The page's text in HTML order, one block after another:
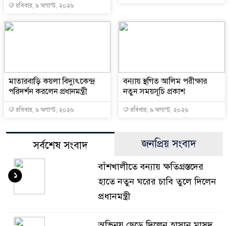
রবিবার, ৯ অগাস্ট, ২০২৬
মাতারবাড়ি কয়লা বিদ্যুৎকেন্দ্র
পরিদর্শন করলেন প্রধানমন্ত্রী
রবিবার, ৯ অগাস্ট, ২০২৬
বন্যায় স্থগিত আলিম পরীক্ষার
নতুন সময়সূচি প্রকাশ
রবিবার, ৯ অগাস্ট, ২০২৬
সর্বশেষ সংবাদ জনপ্রিয় সংবাদ
বাঁশখালীতে বন্যায় ক্ষতিগ্রস্তদের
হাতে নতুন ঘরের চাবি তুলে দিলেন
প্রধানমন্ত্রী
১